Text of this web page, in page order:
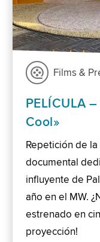
Films &
PELÍCULA
Cool»
Repetición de
documental
influyente de
año en el MW.
estrenado en
proyección!